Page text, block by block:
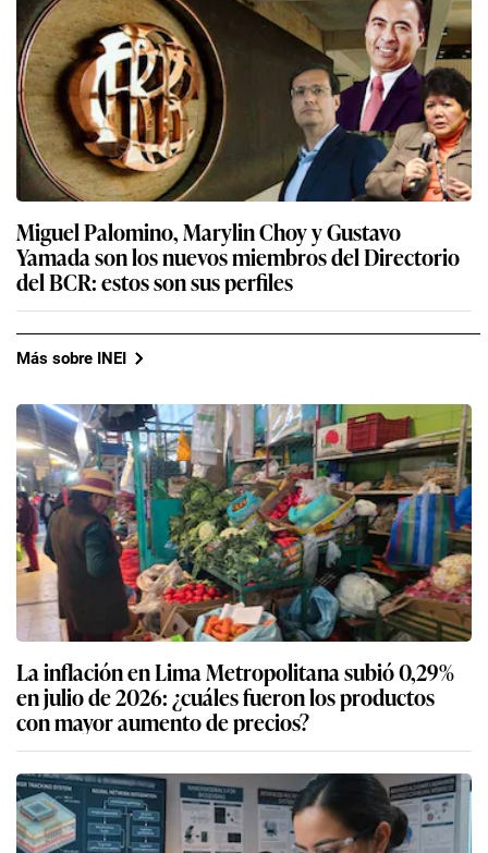
Miguel Palomino, Marylin Choy y Gustavo
Yamada son los nuevos miembros del Directorio
del BCR: estos son sus perfiles
Más sobre INEI
La inflación en Lima Metropolitana subió 0,29%
en julio de 2026: ¿cuáles fueron los productos
con mayor aumento de precios?